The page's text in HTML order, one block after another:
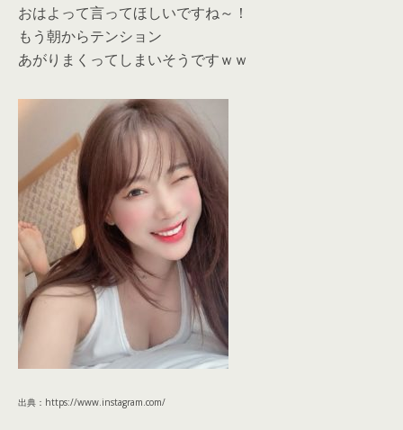
おはよって言ってほしいですね～！
もう朝からテンション
あがりまくってしまいそうですｗｗ
出典：https://www.instagram.com/